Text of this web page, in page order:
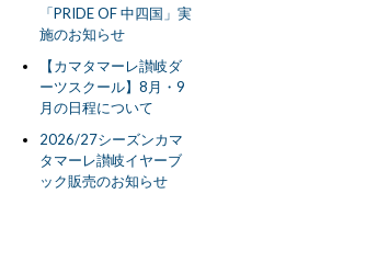
「PRIDE OF 中四国」実
施のお知らせ
【カマタマーレ讃岐ダ
ーツスクール】8月・9
月の日程について
2026/27シーズンカマ
タマーレ讃岐イヤーブ
ック販売のお知らせ